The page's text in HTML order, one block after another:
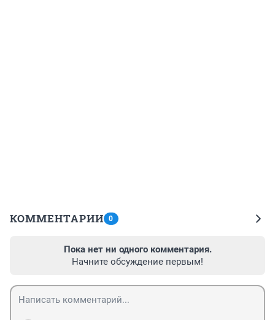
КОММЕНТАРИИ 0
Пока нет ни одного комментария.
Начните обсуждение первым!